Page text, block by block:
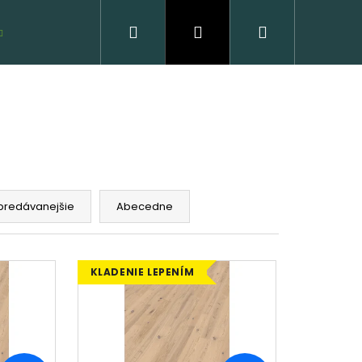
VZORKY ZDARMA Hľadať Prihlásenie
Abecedne
KLADENIE LEPENÍM
- CLICK